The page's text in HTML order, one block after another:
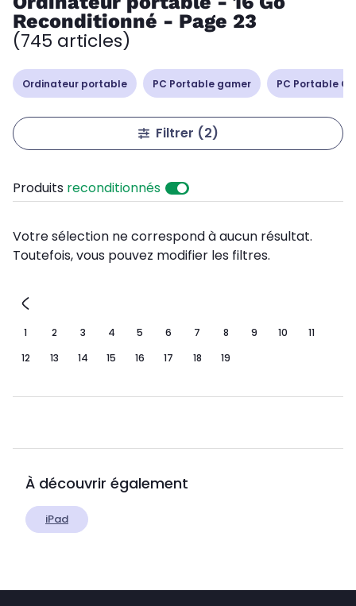
Reconditionné - Page 23
(745 articles)
Ordinateur portable PC Portable gamer PC Portable
Filtrer (2)
Produits reconditionnés
Votre sélection ne correspond à aucun résultat.
Toutefois, vous pouvez modifier les filtres.
1 2 3 4 5 6 7 8 9 10
11
12
13 14 15 16 17 18 19
À découvrir également
iPad